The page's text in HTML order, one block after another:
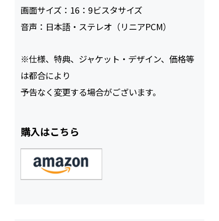
画面サイズ： 16：9ビスタサイズ
音声： 日本語・ステレオ（リニアPCM）
※仕様、特典、ジャケット・デザイン、価格等
は都合により
予告なく変更する場合がございます。
購入はこちら